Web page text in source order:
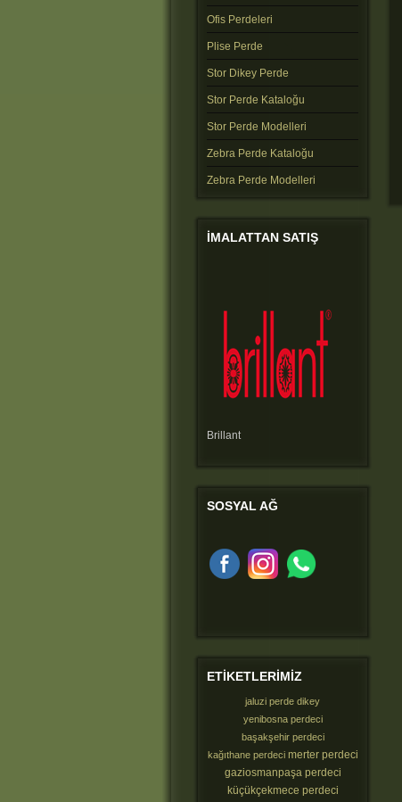
Ofis Perdeleri
Plise Perde
Stor Dikey Perde
Stor Perde Kataloğu
Stor Perde Modelleri
Zebra Perde Kataloğu
Zebra Perde Modelleri
IMALATTAN SATIŞ
Brillant
SOSYAL AĞ
ETIKETLERIMIZ
jaluzi perde dikey
yenibosna perdeci
başakşehir perdeci
kağıthane perdeci merter perdeci
gaziosmanpaşa perdeci
küçükçekmece perdeci